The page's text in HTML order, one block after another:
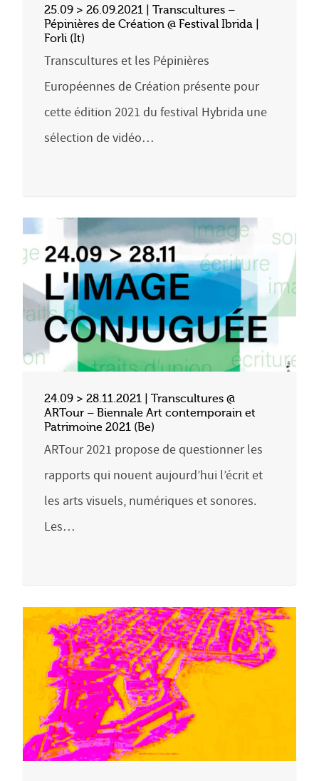
25.09 > 26.09.2021 | Transcultures –
Pépinières de Création @ Festival Ibrida |
Forli (It)
Transcultures et les Pépinières
Européennes de Création présente pour
cette édition 2021 du festival Hybrida une
sélection de vidéo…
24.09 > 28.11.2021 | Transcultures @
ARTour – Biennale Art contemporain et
Patrimoine 2021 (Be)
ARTour 2021 propose de questionner les
rapports qui nouent aujourd’hui l’écrit et
les arts visuels, numériques et sonores.
Les…